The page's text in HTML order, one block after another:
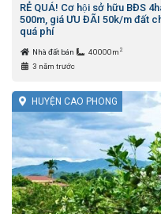
RẺ QUÁ! Cơ hội sở hữu BĐS
500m, giá ƯU ĐÃI 50k/m đất
quá phí
Nhà đất bán 40000m 2
3 năm trước
HUYỆN CAO PHONG